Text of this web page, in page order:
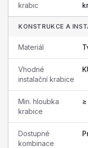
krabic
KONSTRUKCE A
Materiál
Vhodné
instalační krabice
Min. hloubka
krabice
≥
Dostupné
kombinace